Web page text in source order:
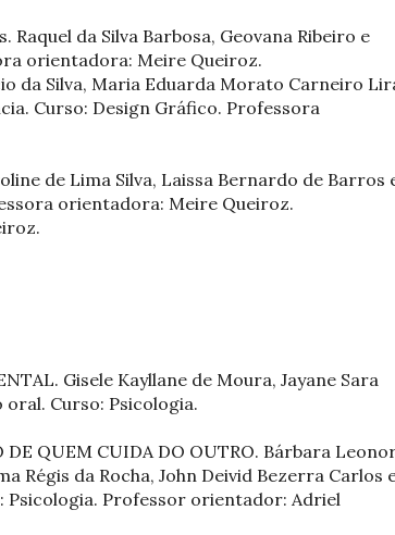
Raquel da Silva Barbosa, Geovana Ribeiro e
orientadora: Meire Queiroz.
da Silva, Maria Eduarda Morato Carneiro
Curso: Design Gráfico. Professora
de Lima Silva, Laissa Bernardo de Barros
orientadora: Meire Queiroz.
Gisele Kayllane de Moura, Jayane Sara
Curso: Psicologia.
DE QUEM CUIDA DO OUTRO. Bárbara
Régis da Rocha, John Deivid Bezerra Carlos
Psicologia. Professor orientador: Adriel